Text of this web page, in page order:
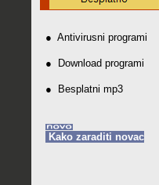
● Antivirusni programi
● Download programi
● Besplatni mp3
Kako zaraditi novac